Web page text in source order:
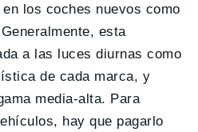
los coches nuevos como
esta
a las luces diurnas como
de cada marca, y
media-alta. Para
hay que pagarlo